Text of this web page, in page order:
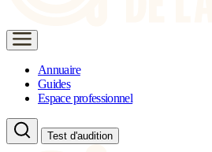
Annuaire
Guides
Espace professionnel
Test d'audition